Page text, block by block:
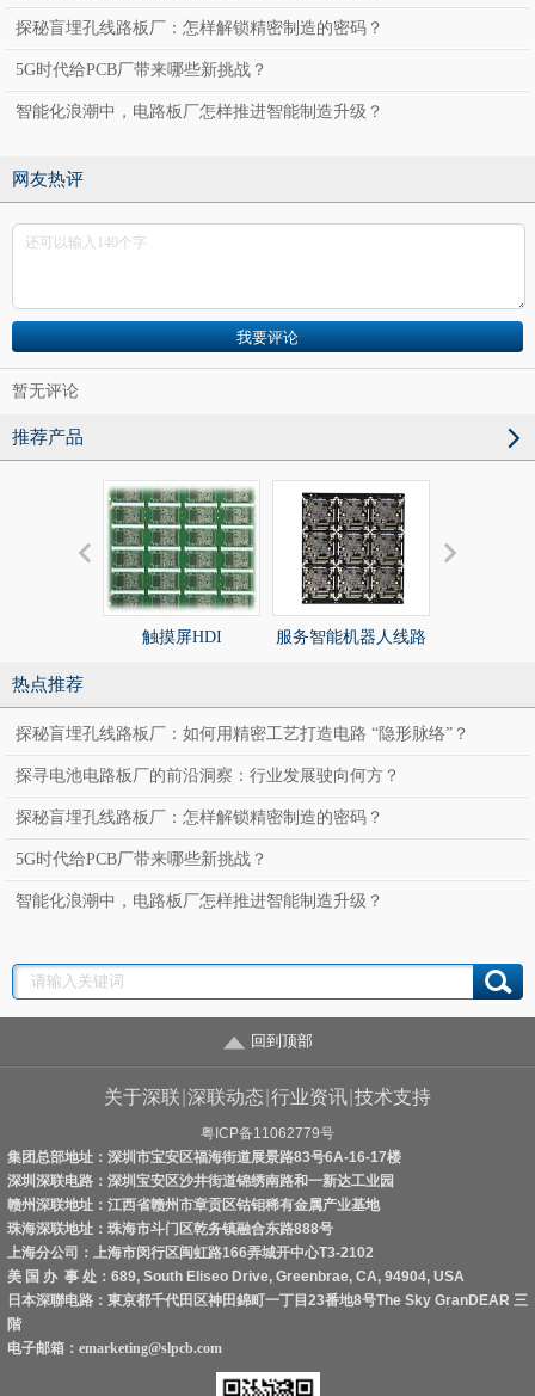
探秘盲埋孔线路板厂：怎样解锁精密制造的密码？
5G时代给PCB厂带来哪些新挑战？
智能化浪潮中，电路板厂怎样推进智能制造升级？
网友热评
暂无评论
推荐产品
触摸屏HDI 服务智能机器人线路
热点推荐
探秘盲埋孔线路板厂：如何用精密工艺打造电路 “隐形脉络”？
探寻电池电路板厂的前沿洞察：行业发展驶向何方？
探秘盲埋孔线路板厂：怎样解锁精密制造的密码？
5G时代给PCB厂带来哪些新挑战？
智能化浪潮中，电路板厂怎样推进智能制造升级？
回到顶部
关于深联 深联动态 行业资讯 技术支持
粤ICP备11062779号
集团总部地址：深圳市宝安区福海街道展景路83号6A-16-17楼
深圳深联电路：深圳宝安区沙井街道锦绣南路和一新达工业园
赣州深联地址：江西省赣州市章贡区钴钼稀有金属产业基地
珠海深联地址：珠海市斗门区乾务镇融合东路888号
上海分公司：上海市闵行区闽虹路166弄城开中心T3-2102
美 国 办 事 处：689, South Eliseo Drive, Greenbrae, CA, 94904, USA
日本深聯电路：東京都千代田区神田錦町一丁目23番地8号The Sky GranDEAR 三
階
电子邮箱： emarketing@slpcb.com